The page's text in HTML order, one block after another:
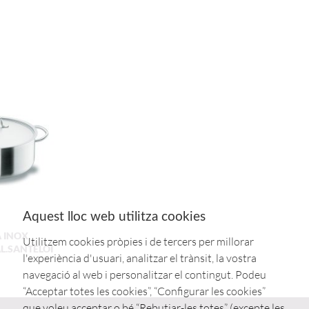
INOX
Aquest lloc web utilitza cookies
Utilitzem cookies pròpies i de tercers per millorar
l'experiència d'usuari, analitzar el trànsit, la vostra
navegació al web i personalitzar el contingut. Podeu
“Acceptar totes les cookies”, “Configurar les cookies”